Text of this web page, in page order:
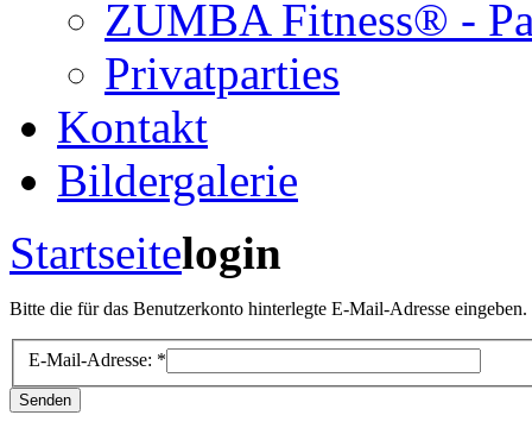
ZUMBA Fitness® -
Privatparties
Kontakt
Bildergalerie
Startseitelogin
Bitte die für das Benutzerkonto hinterlegte E-Mail-Adresse
E-Mail-Adresse: *
Senden